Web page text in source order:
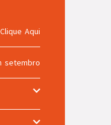
Clique Aqui
setembro